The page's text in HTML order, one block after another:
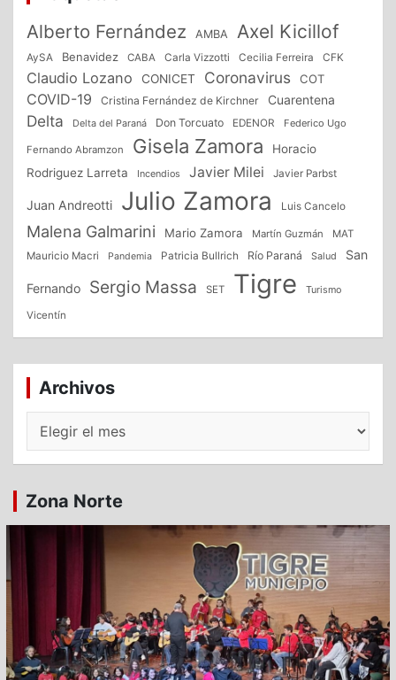
Alberto Fernández AMBA Axel Kicillof
AySA Benavidez CABA Carla Vizzotti Cecilia Ferreira CFK
Claudio Lozano CONICET Coronavirus COT
COVID-19 Cristina Fernández de Kirchner Cuarentena
Delta Delta del Paraná Don Torcuato EDENOR Federico Ugo
Fernando Abramzon Gisela Zamora
Horacio
Rodriguez Larreta
Incendios Javier Milei Javier Parbst
Juan Andreotti Julio Zamora Luis Cancelo
Malena Galmarini Mario Zamora Martín Guzmán
MAT
Mauricio Macri
Pandemia Patricia Bullrich Río Paraná Salud San
Fernando Sergio Massa SET Tigre Turismo
Vicentín
Archivos
Archivos
Zona Norte